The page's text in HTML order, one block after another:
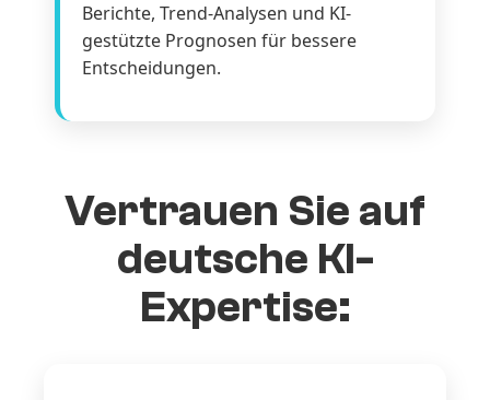
Berichte, Trend-Analysen und KI-
gestützte Prognosen für bessere
Entscheidungen.
Vertrauen Sie auf
deutsche KI-
Expertise: